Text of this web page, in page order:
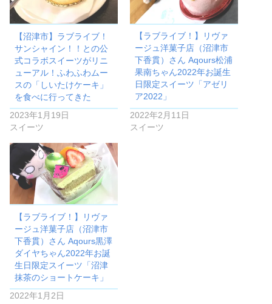
【沼津市】ラブライブ！
サンシャイン！！との公
式コラボスイーツがリニ
ューアル！ふわふわムー
スの「しいたけケーキ」
を食べに行ってきた
2023年1月19日
スイーツ
【ラブライブ！】リヴァ
ージュ洋菓子店（沼津市
下香貫）さん Aqours松浦
果南ちゃん2022年お誕生
日限定スイーツ「アゼリ
ア2022」
2022年2月11日
スイーツ
【ラブライブ！】リヴァ
ージュ洋菓子店（沼津市
下香貫）さん Aqours黒澤
ダイヤちゃん2022年お誕
生日限定スイーツ「沼津
抹茶のショートケーキ」
2022年1月2日